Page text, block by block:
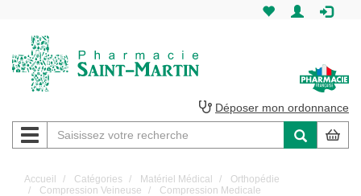
Martin
Pharmacie
Saint-
Déposer mon ordonnance
Navigation
Accueil Catégories Matériel Médical
Orthopédie
Compression Veineuse
Compression Medicale